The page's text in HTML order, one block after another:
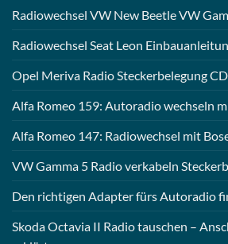
Radiowechsel VW New Beetle VW
Radiowechsel Seat Leon
Opel Meriva Radio Steckerbelegung
Alfa Romeo 159: Autoradio wechseln
Alfa Romeo 147: Radiowechsel mit
VW Gamma 5 Radio verkabeln
Den richtigen Adapter fürs Autoradio
Skoda Octavia II Radio tauschen –